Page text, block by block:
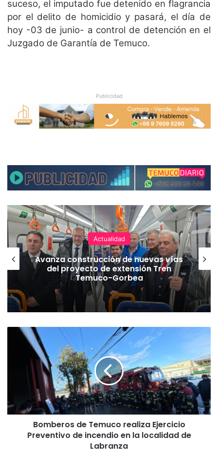
suceso, el imputado fue detenido en flagrancia
por el delito de homicidio y pasará, el día de
hoy -03 de junio- a control de detención en el
Juzgado de Garantía de Temuco.
Publicidad
Actualidad
Avanza construcción de nuevas vías
del proyecto de extensión Tren
Temuco-Gorbea
s
d
Bomberos de Temuco realiza Ejercicio
Preventivo de incendio en la localidad de
Labranza